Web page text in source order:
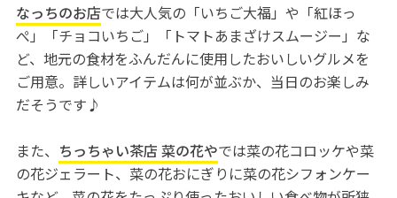
なっちのお店では大人気の「いちご大福」や「紅ほっ
ぺ」「チョコいちご」「トマトあまざけスムージー」な
ど、地元の食材をふんだんに使用したおいしいグルメを
ご用意。詳しいアイテムは何が並ぶか、当日のお楽しみ
だそうです♪
また、 ちっちゃい茶店 菜の花やでは菜の花コロッケや菜
の花ジェラート、菜の花おにぎりに菜の花シフォンケー